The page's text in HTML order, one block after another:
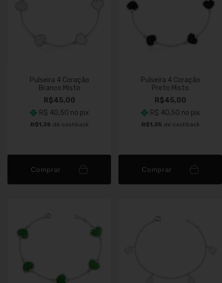
Pulseira 4 Coração
Branco Misto
R$45,00
R$ 40,50 no pix
R$1,35 de cashback
Comprar
Pulseira 4 Coração
Preto Misto
R$45,00
R$ 40,50 no pix
R$1,35 de cashback
Comprar